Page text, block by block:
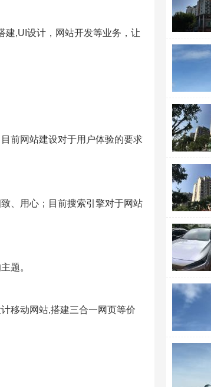
建,UI设计，网站开发等业务，让
前网站建设对于用户体验的要求
、用心；目前搜索引擎对于网站
题。
移动网站,搭建三合一网页等价